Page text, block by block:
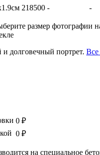
218500 - -
размер фотографии
и долговечный портрет.
0 ₽
0 ₽
на специальное